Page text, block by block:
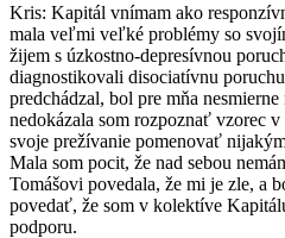
Kris: Kapitál vnímam ako
mala veľmi veľké problémy so
žijem s úzkostno-depresívnou
diagnostikovali disociatívnu
predchádzal, bol pre mňa
nedokázala som rozpoznať vzorec
svoje prežívanie pomenovať
Mala som pocit, že nad sebou
Tomášovi povedala, že mi je zle, a
povedať, že som v kolektíve
podporu.